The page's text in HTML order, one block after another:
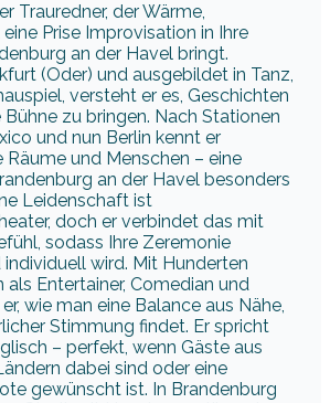
Trauredner, der Wärme,
Prise Improvisation in Ihre
an der Havel bringt.
(Oder) und ausgebildet in Tanz,
versteht er es, Geschichten
zu bringen. Nach Stationen
und nun Berlin kennt er
und Menschen – eine
an der Havel besonders
Leidenschaft ist
doch er verbindet das mit
sodass Ihre Zeremonie
wird. Mit Hunderten
als Entertainer, Comedian und
wie man eine Balance aus Nähe,
Stimmung findet. Er spricht
– perfekt, wenn Gäste aus
dabei sind oder eine
gewünscht ist. In Brandenburg